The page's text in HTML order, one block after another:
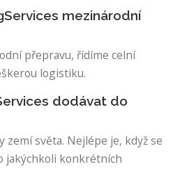
mezinárodní
přepravu, řídíme celní
logistiku.
dodávat do
zemí světa. Nejlépe je, když se
jakýchkoli konkrétních